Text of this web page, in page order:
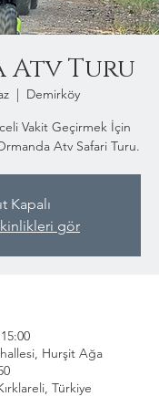
Atv Turu
  |
Demirköy
Vakit Geçirmek İçin
Atv Safari Turu.
Kapalı
gör
Hurşit Ağa
Türkiye